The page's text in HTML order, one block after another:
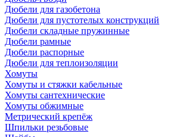
Дюбели для газобетона
Дюбели для пустотелых конструкций
Дюбели складные пружинные
Дюбели рамные
Дюбели распорные
Дюбели для теплоизоляции
Хомуты
Хомуты и стяжки кабельные
Хомуты сантехнические
Хомуты обжимные
Метрический крепёж
Шпильки резьбовые